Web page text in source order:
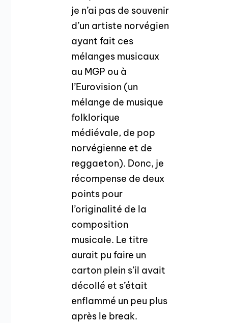
je n’ai pas de souvenir
d’un artiste norvégien
ayant fait ces
mélanges musicaux
au MGP ou à
l’Eurovision (un
mélange de musique
folklorique
médiévale, de pop
norvégienne et de
reggaeton). Donc, je
récompense de deux
points pour
l’originalité de la
composition
musicale. Le titre
aurait pu faire un
carton plein s’il avait
décollé et s’était
enflammé un peu plus
après le break.